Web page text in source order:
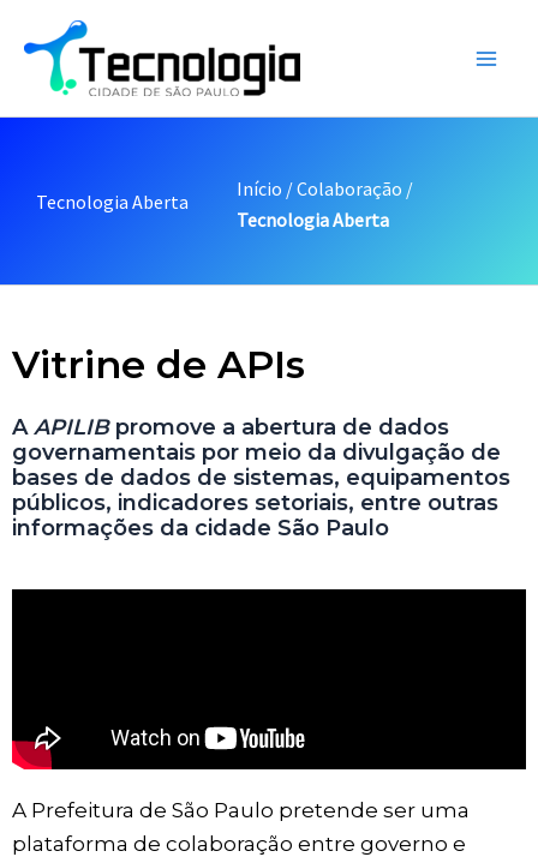
para
conteúdo
Tecnologia Aberta
Início /Colaboração /
Tecnologia Aberta
Vitrine de APIs
AAPILIBpromove a abertura de dados
governamentais por meio da divulgação de
bases de dados de sistemas, equipamentos
públicos, indicadores setoriais, entre outras
informações da cidade São Paulo
A Prefeitura de São Paulo pretende ser uma
plataforma de colaboração entre governo e